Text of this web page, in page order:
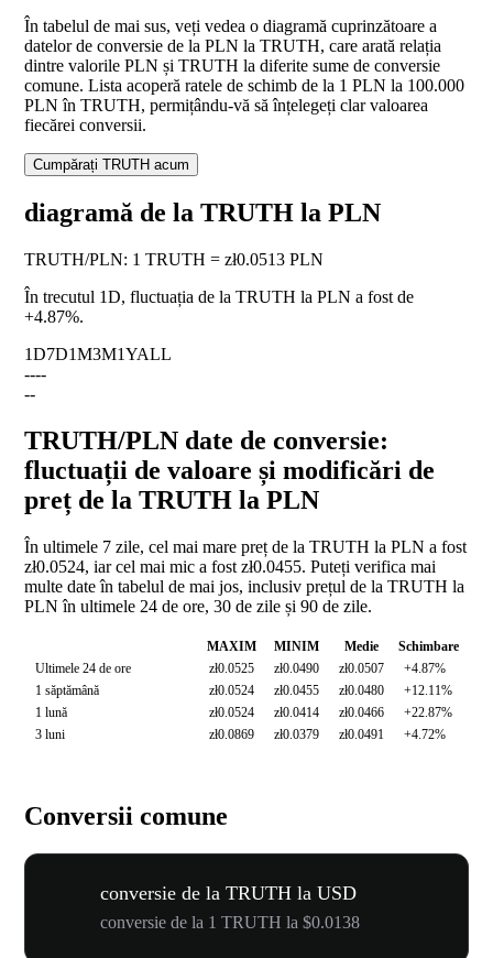
În tabelul de mai sus, veți vedea o diagramă cuprinzătoare a
datelor de conversie de la PLN la TRUTH, care arată relația
dintre valorile PLN și TRUTH la diferite sume de conversie
comune. Lista acoperă ratele de schimb de la 1 PLN la 100.000
PLN în TRUTH, permițându-vă să înțelegeți clar valoarea
fiecărei conversii.
Cumpărați TRUTH acum
diagramă de la TRUTH la PLN
TRUTH/PLN: 1 TRUTH = zł0.0513 PLN
În trecutul 1D, fluctuația de la TRUTH la PLN a fost de
+4.87%.
1D7D1M3M1YALL
----
--
TRUTH/PLN date de conversie:
fluctuații de valoare și modificări de
preț de la TRUTH la PLN
În ultimele 7 zile, cel mai mare preț de la TRUTH la PLN a fost
zł0.0524, iar cel mai mic a fost zł0.0455. Puteți verifica mai
multe date în tabelul de mai jos, inclusiv prețul de la TRUTH la
PLN în ultimele 24 de ore, 30 de zile și 90 de zile.
MAXIM MINIM Medie
Schimbare
Ultimele 24 de ore
zł0.0525 zł0.0490 zł0.0507
+4.87%
1 săptămână
zł0.0524 zł0.0455 zł0.0480
+12.11%
1 lună
zł0.0524 zł0.0414 zł0.0466
+22.87%
3 luni
zł0.0869 zł0.0379 zł0.0491 +4.72%
Conversii comune
conversie de la TRUTH la USD
conversie de la 1 TRUTH la $0.0138